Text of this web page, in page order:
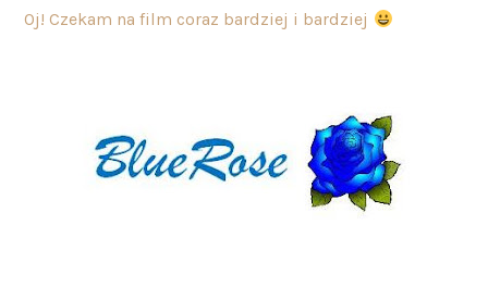
Oj! Czekam na film coraz bardziej i bardziej